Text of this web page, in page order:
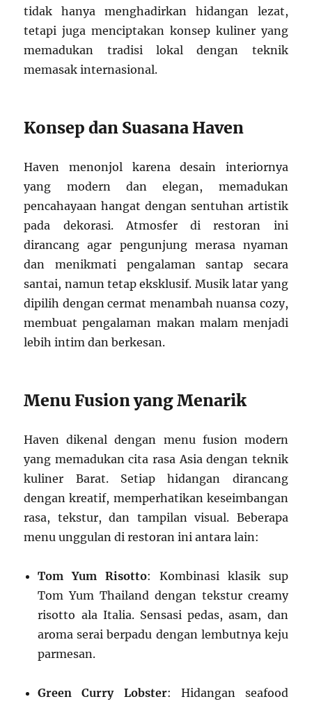
tidak hanya menghadirkan hidangan lezat,
tetapi juga menciptakan konsep kuliner yang
memadukan tradisi lokal dengan teknik
memasak internasional.
Konsep dan Suasana Haven
Haven menonjol karena desain interiornya
yang modern dan elegan, memadukan
pencahayaan hangat dengan sentuhan artistik
pada dekorasi. Atmosfer di restoran ini
dirancang agar pengunjung merasa nyaman
dan menikmati pengalaman santap secara
santai, namun tetap eksklusif. Musik latar yang
dipilih dengan cermat menambah nuansa cozy,
membuat pengalaman makan malam menjadi
lebih intim dan berkesan.
Menu Fusion yang Menarik
Haven dikenal dengan menu fusion modern
yang memadukan cita rasa Asia dengan teknik
kuliner Barat. Setiap hidangan dirancang
dengan kreatif, memperhatikan keseimbangan
rasa, tekstur, dan tampilan visual. Beberapa
menu unggulan di restoran ini antara lain:
Tom Yum Risotto: Kombinasi klasik sup
Tom Yum Thailand dengan tekstur creamy
risotto ala Italia. Sensasi pedas, asam, dan
aroma serai berpadu dengan lembutnya keju
parmesan.
Green Curry Lobster: Hidangan seafood